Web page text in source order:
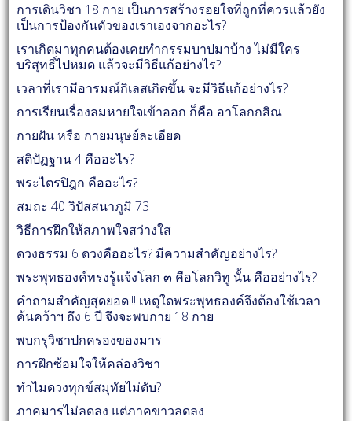
การเดินวิชา 18 กาย เป็นการสร้างรอยใจที่ถูกที่ควรแล้วยัง
เป็นการป้องกันตัวของเราเองจากอะไร?
เราเกิดมาทุกคนต้องเคยทำกรรมบาปมาบ้าง ไม่มีใคร
บริสุทธิ์ไปหมด แล้วจะมีวิธีแก้อย่างไร?
เวลาที่เรามีอารมณ์กิเลสเกิดขึ้น จะมีวิธีแก้อย่างไร?
การเรียนเรื่องลมหายใจเข้าออก ก็คือ อาโลกกสิณ
กายฝัน หรือ กายมนุษย์ละเอียด
สติปัฏฐาน 4 คืออะไร?
พระไตรปิฎก คืออะไร?
สมถะ 40 วิปัสสนาภูมิ 73
วิธีการฝึกให้สภาพใจสว่างใส
ดวงธรรม 6 ดวงคืออะไร? มีความสำคัญอย่างไร?
พระพุทธองค์ทรงรู้แจ้งโลก ๓ คือโลกวิทู นั้น คืออย่างไร?
คำถามสำคัญสุดยอด!!! เหตุใดพระพุทธองค์จึงต้องใช้เวลา
ค้นคว้าฯ ถึง 6 ปี จึงจะพบกาย 18 กาย
พบกรุวิชาปกครองของมาร
การฝึกซ้อมใจให้คล่องวิชา
ทำไมดวงทุกข์สมุทัยไม่ดับ?
ภาคมารไม่ลดลง แต่ภาคขาวลดลง